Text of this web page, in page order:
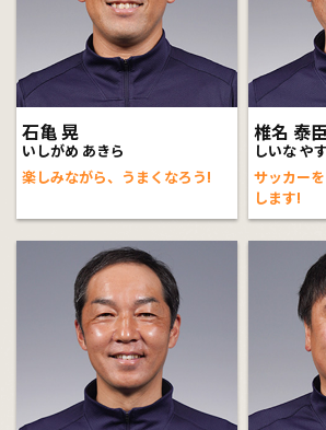
石亀 晃
いしがめ あきら
楽しみながら、うまくなろう!
椎名 泰臣
しいな や
サッカー
します!